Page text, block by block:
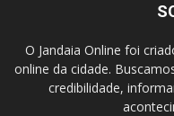
O Jandaia Online foi
online da cidade.
credibilidade,